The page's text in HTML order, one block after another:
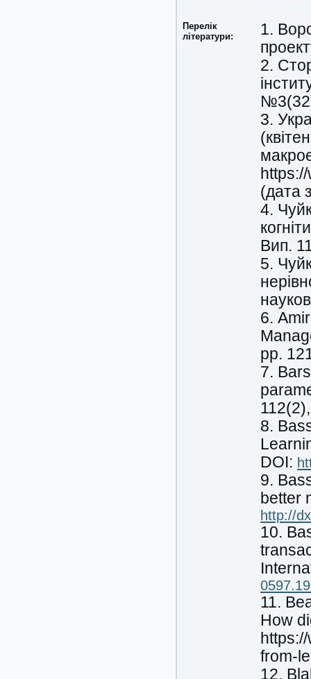
Перелік
літератури:
1.
2.
3.
(дата
4.
Вип.
5.
6.
рр.
7.
8.
DOI:
9.
better
http://
10.
11.
How
from-
12.